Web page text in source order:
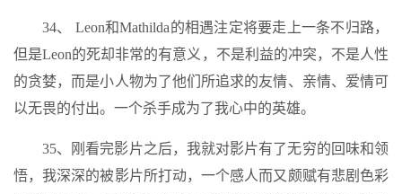
34、 Leon和Mathilda的相遇注定将要走上一条不归路，
但是Leon的死却非常的有意义，不是利益的冲突，不是人性
的贪婪，而是小人物为了他们所追求的友情、亲情、爱情可
以无畏的付出。一个杀手成为了我心中的英雄。
35、刚看完影片之后，我就对影片有了无穷的回味和领
悟，我深深的被影片所打动，一个感人而又颇赋有悲剧色彩